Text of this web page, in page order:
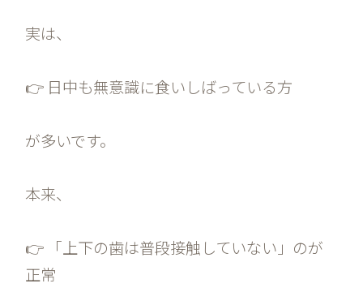
実は、
👉 日中も無意識に食いしばっている方
が多いです。
本来、
👉 「上下の歯は普段接触していない」のが
正常